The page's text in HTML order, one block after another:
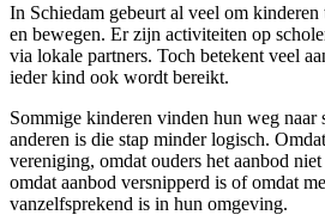
In Schiedam gebeurt al veel om kinderen
en bewegen. Er zijn activiteiten op
via lokale partners. Toch betekent veel
ieder kind ook wordt bereikt.
Sommige kinderen vinden hun weg naar
anderen is die stap minder logisch.
vereniging, omdat ouders het aanbod
omdat aanbod versnipperd is of omdat
vanzelfsprekend is in hun omgeving.